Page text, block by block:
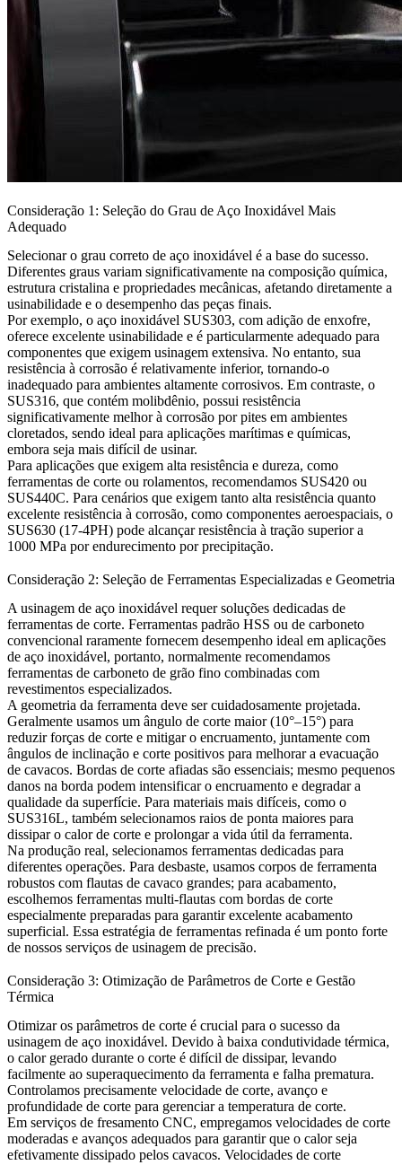
Consideração 1: Seleção do Grau de Aço Inoxidável Mais
Adequado
Selecionar o grau correto de aço inoxidável é a base do sucesso.
Diferentes graus variam significativamente na composição química,
estrutura cristalina e propriedades mecânicas, afetando diretamente a
usinabilidade e o desempenho das peças finais.
Por exemplo, o aço inoxidável SUS303, com adição de enxofre,
oferece excelente usinabilidade e é particularmente adequado para
componentes que exigem usinagem extensiva. No entanto, sua
resistência à corrosão é relativamente inferior, tornando-o
inadequado para ambientes altamente corrosivos. Em contraste, o
SUS316, que contém molibdênio, possui resistência
significativamente melhor à corrosão por pites em ambientes
cloretados, sendo ideal para aplicações marítimas e químicas,
embora seja mais difícil de usinar.
Para aplicações que exigem alta resistência e dureza, como
ferramentas de corte ou rolamentos, recomendamos SUS420 ou
SUS440C. Para cenários que exigem tanto alta resistência quanto
excelente resistência à corrosão, como componentes aeroespaciais, o
SUS630 (17-4PH) pode alcançar resistência à tração superior a
1000 MPa por endurecimento por precipitação.
Consideração 2: Seleção de Ferramentas Especializadas e Geometria
A usinagem de aço inoxidável requer soluções dedicadas de
ferramentas de corte. Ferramentas padrão HSS ou de carboneto
convencional raramente fornecem desempenho ideal em aplicações
de aço inoxidável, portanto, normalmente recomendamos
ferramentas de carboneto de grão fino combinadas com
revestimentos especializados.
A geometria da ferramenta deve ser cuidadosamente projetada.
Geralmente usamos um ângulo de corte maior (10°–15°) para
reduzir forças de corte e mitigar o encruamento, juntamente com
ângulos de inclinação e corte positivos para melhorar a evacuação
de cavacos. Bordas de corte afiadas são essenciais; mesmo pequenos
danos na borda podem intensificar o encruamento e degradar a
qualidade da superfície. Para materiais mais difíceis, como o
SUS316L, também selecionamos raios de ponta maiores para
dissipar o calor de corte e prolongar a vida útil da ferramenta.
Na produção real, selecionamos ferramentas dedicadas para
diferentes operações. Para desbaste, usamos corpos de ferramenta
robustos com flautas de cavaco grandes; para acabamento,
escolhemos ferramentas multi-flautas com bordas de corte
especialmente preparadas para garantir excelente acabamento
superficial. Essa estratégia de ferramentas refinada é um ponto forte
de nossos serviços de usinagem de precisão.
Consideração 3: Otimização de Parâmetros de Corte e Gestão
Térmica
Otimizar os parâmetros de corte é crucial para o sucesso da
usinagem de aço inoxidável. Devido à baixa condutividade térmica,
o calor gerado durante o corte é difícil de dissipar, levando
facilmente ao superaquecimento da ferramenta e falha prematura.
Controlamos precisamente velocidade de corte, avanço e
profundidade de corte para gerenciar a temperatura de corte.
Em serviços de fresamento CNC, empregamos velocidades de corte
moderadas e avanços adequados para garantir que o calor seja
efetivamente dissipado pelos cavacos. Velocidades de corte